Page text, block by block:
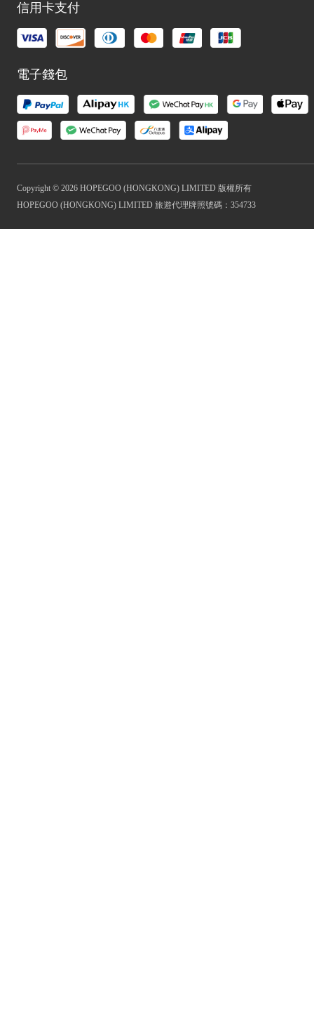
信用卡支付
電子錢包
Copyright © 2026 HOPEGOO (HONGKONG) LIMITED 版權所有
HOPEGOO (HONGKONG) LIMITED 旅遊代理牌照號碼：354733